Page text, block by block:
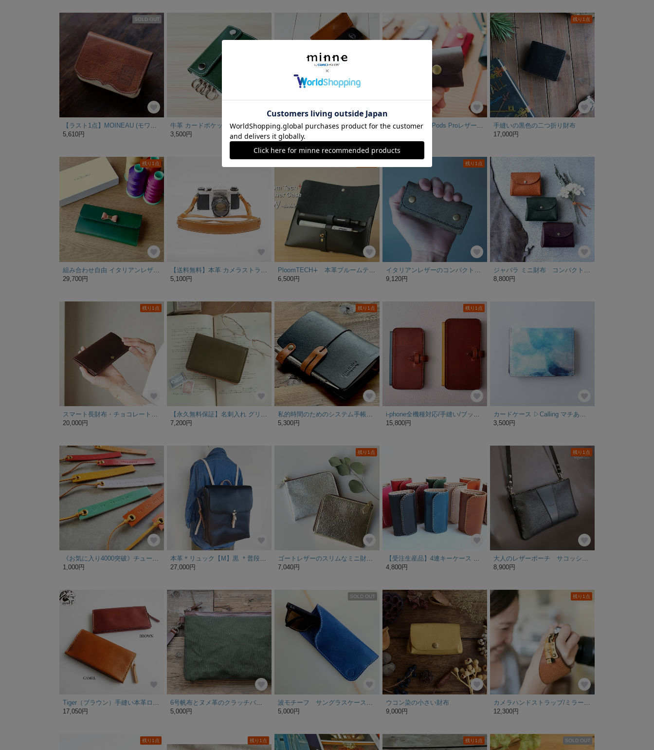
SOLD OUT
【ラスト1点】MOINEAU (モワノ) 名刺入れ
5,610円
牛革 カードポケット レザー キーケース 4連 グリーン
3,500円
国産高級レザー キーケース 鍵入れ 本革 オシャレなキーケース おしゃれ
3,500円
〔特集掲載〕AirPods Proレザーケース 《名入れ対応》
残り1点
手縫いの黒色の二つ折り財布
17,000円
残り1点
29,700円
5,100円
6,500円
残り1点
9,120円
8,800円
残り1点
20,000円
7,200円
残り1点
5,300円
残り1点
15,800円
3,500円
1,000円
27,000円
残り1点
7,040円
4,800円
残り1点
8,900円
Tiger（ブラウン）手縫い本革ロングウォレット
17,050円
6号帆布とヌメ革のクラッチバッグ
5,000円
SOLD OUT
波モチーフ サングラスケース メガネケース
5,000円
ウコン染の小さい財布
9,000円
残り1点
カメラハンドストラップ/ミラーレスカメラ仕様 - ヴィンテージタン
12,300円
残り1点 残り1点 残り1点 SOLD OUT